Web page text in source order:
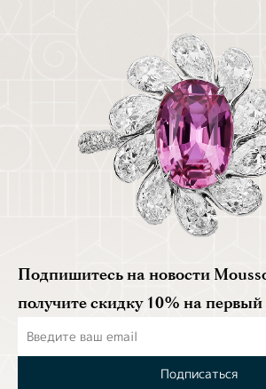
Подпишитесь на новости
получите скидку 10% на первый
Подписаться